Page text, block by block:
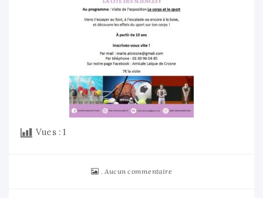
Vues : 1
Aucun commentaire